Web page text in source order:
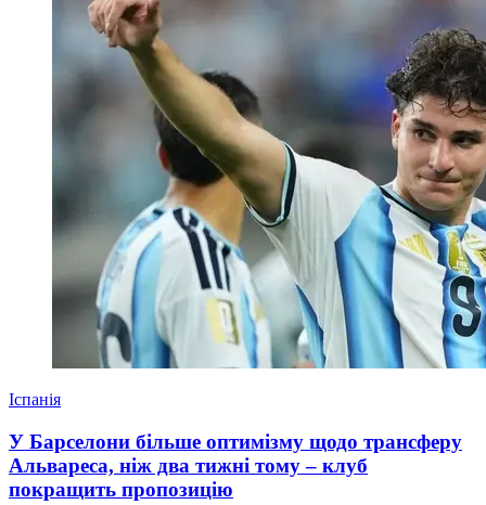
Іспанія
У Барселони більше оптимізму щодо трансферу
Альвареса, ніж два тижні тому – клуб
покращить пропозицію